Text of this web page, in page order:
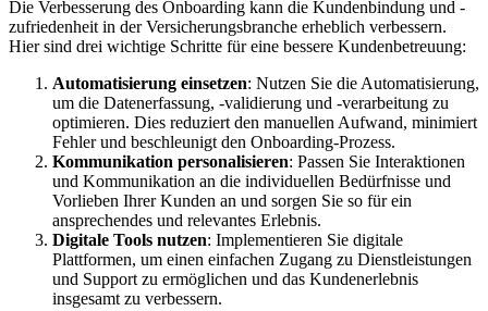
Die Verbesserung des Onboarding kann die Kundenbindung und -
zufriedenheit in der Versicherungsbranche erheblich verbessern.
Hier sind drei wichtige Schritte für eine bessere Kundenbetreuung:
Automatisierung einsetzen: Nutzen Sie die Automatisierung,
um die Datenerfassung, -validierung und -verarbeitung zu
optimieren. Dies reduziert den manuellen Aufwand, minimiert
Fehler und beschleunigt den Onboarding-Prozess.
Kommunikation personalisieren: Passen Sie Interaktionen
und Kommunikation an die individuellen Bedürfnisse und
Vorlieben Ihrer Kunden an und sorgen Sie so für ein
ansprechendes und relevantes Erlebnis.
Digitale Tools nutzen: Implementieren Sie digitale
Plattformen, um einen einfachen Zugang zu Dienstleistungen
und Support zu ermöglichen und das Kundenerlebnis
insgesamt zu verbessern.